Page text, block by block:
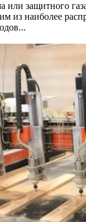
или защитного
из наиболее